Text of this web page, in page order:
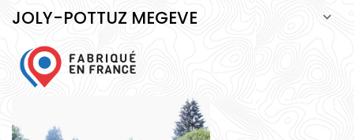
JOLY-POTTUZ MEGEVE 